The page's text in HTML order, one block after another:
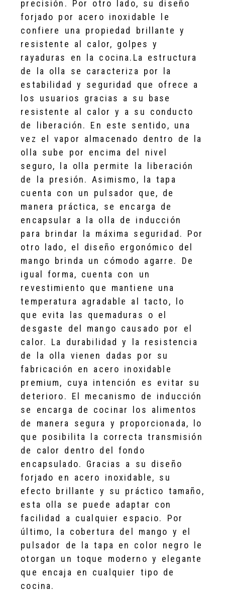
precisión. Por otro lado, su diseño
forjado por acero inoxidable le
confiere una propiedad brillante y
resistente al calor, golpes y
rayaduras en la cocina.La estructura
de la olla se caracteriza por la
estabilidad y seguridad que ofrece a
los usuarios gracias a su base
resistente al calor y a su conducto
de liberación. En este sentido, una
vez el vapor almacenado dentro de la
olla sube por encima del nivel
seguro, la olla permite la liberación
de la presión. Asimismo, la tapa
cuenta con un pulsador que, de
manera práctica, se encarga de
encapsular a la olla de inducción
para brindar la máxima seguridad. Por
otro lado, el diseño ergonómico del
mango brinda un cómodo agarre. De
igual forma, cuenta con un
revestimiento que mantiene una
temperatura agradable al tacto, lo
que evita las quemaduras o el
desgaste del mango causado por el
calor. La durabilidad y la resistencia
de la olla vienen dadas por su
fabricación en acero inoxidable
premium, cuya intención es evitar su
deterioro. El mecanismo de inducción
se encarga de cocinar los alimentos
de manera segura y proporcionada, lo
que posibilita la correcta transmisión
de calor dentro del fondo
encapsulado. Gracias a su diseño
forjado en acero inoxidable, su
efecto brillante y su práctico tamaño,
esta olla se puede adaptar con
facilidad a cualquier espacio. Por
último, la cobertura del mango y el
pulsador de la tapa en color negro le
otorgan un toque moderno y elegante
que encaja en cualquier tipo de
cocina.